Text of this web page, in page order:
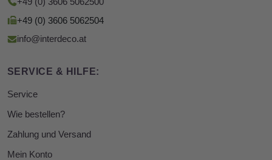
+49 (0) 3606 5062504
info@interdeco.at
SERVICE & HILFE:
Service
Wie bestellen?
Zahlung und Versand
Mein Konto